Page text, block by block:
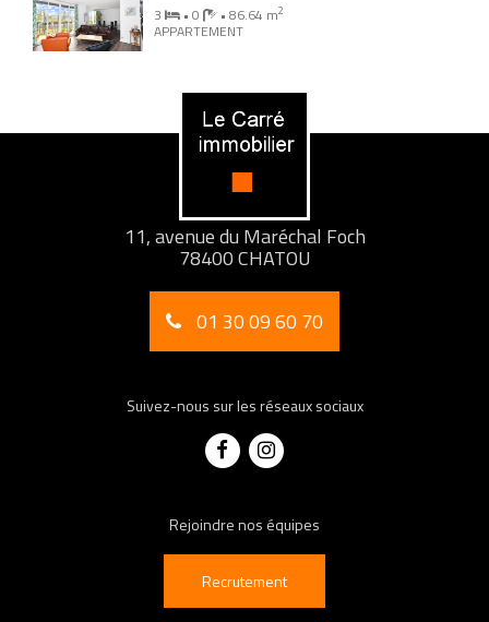
3 • 0 • 86.64 m2
APPARTEMENT
11, avenue du Maréchal Foch
78400 CHATOU
01 30 09 60 70
Suivez-nous sur les réseaux sociaux
Rejoindre nos équipes
Recrutement